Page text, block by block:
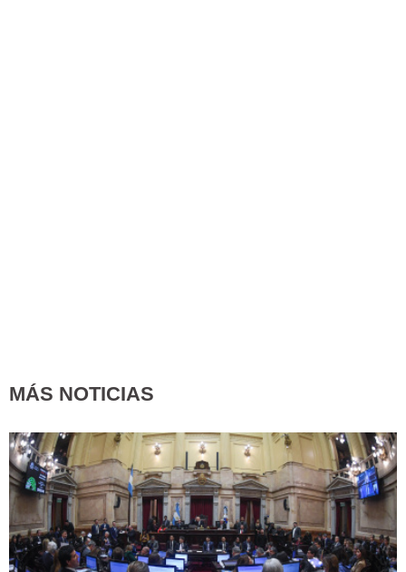
MÁS NOTICIAS